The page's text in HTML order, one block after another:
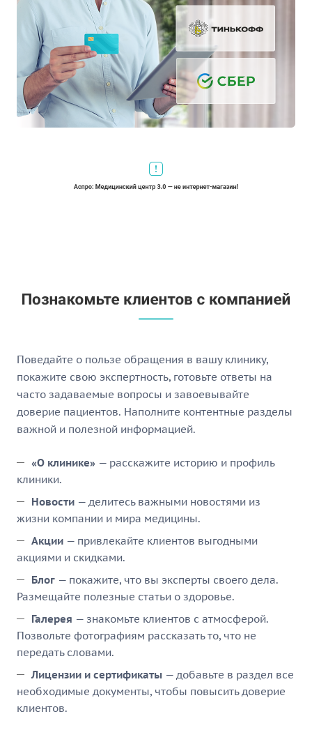
Поведайте о пользе обращения в вашу клинику,
покажите свою экспертность, готовьте ответы на
часто задаваемые вопросы и завоевывайте
доверие пациентов. Наполните контентные разделы
важной и полезной информацией.
«О клинике» — расскажите историю и профиль
клиники.
Новости — делитесь важными новостями из
жизни компании и мира медицины.
Акции — привлекайте клиентов выгодными
акциями и скидками.
Блог — покажите, что вы эксперты своего дела.
Размещайте полезные статьи о здоровье.
Галерея — знакомьте клиентов с атмосферой.
Позвольте фотографиям рассказать то, что не
передать словами.
Лицензии и сертификаты — добавьте в раздел все
необходимые документы, чтобы повысить доверие
клиентов.